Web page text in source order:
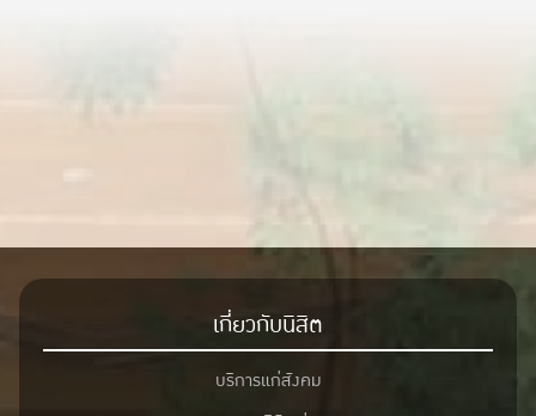
และ ผศ.ดร.ลัดดา แต่งวัฒนานุกูล รองหัวหน้าภาควิชาวิทยาศาสตร์พื้น
“นโยบาย กลยุทธ์ และแนวทางการบริหารจัดการแร่เชิงระบบ
เกี่ยวกับนิสิต
บริการแก่สังคม